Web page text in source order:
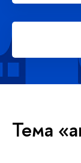
Тема